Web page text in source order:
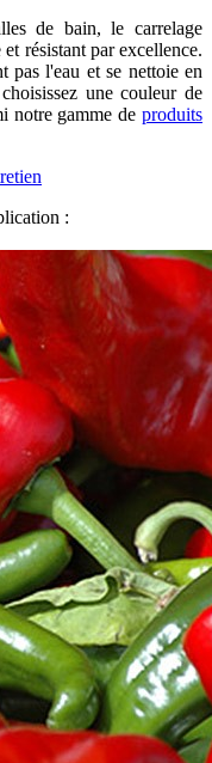
de bain, le carrelage
résistant par excellence.
pas l'eau et se nettoie en
une couleur de
notre gamme de produits
: